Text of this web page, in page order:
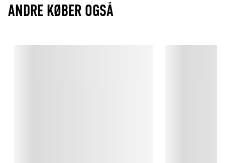
ANDRE KØBER OGSÅ